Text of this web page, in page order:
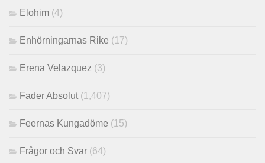
Elohim (4)
Enhörningarnas Rike (17)
Erena Velazquez (3)
Fader Absolut (1,407)
Feernas Kungadöme (15)
Frågor och Svar (64)